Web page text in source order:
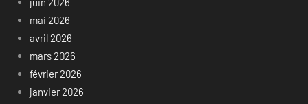
mai 2026
avril 2026
mars 2026
février 2026
janvier 2026